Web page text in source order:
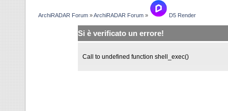
ArchiRADAR Forum »ArchiRADAR Forum » D5 Render
Si è verificato un errore!
Call to undefined function shell_exec()